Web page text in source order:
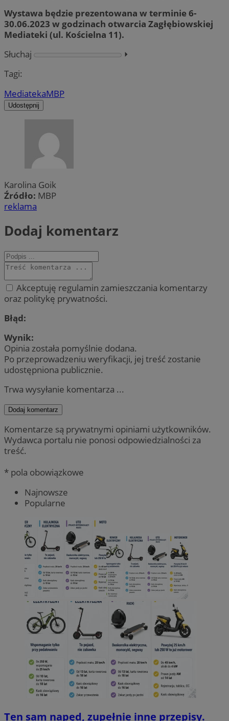
Wystawa będzie prezentowana w terminie 6-
30.06.2023 w godzinach otwarcia Zagłębiowskiej
Mediateki (ul. Kościelna 11).
Słuchaj
⏵︎
Tagi:
MediatekaMBP
Udostępnij
Karolina Goik
Źródło: MBP
reklama
Dodaj komentarz
Akceptuję regulamin zamieszczania komentarzy
oraz politykę prywatności.
Błąd:
Wynik:
Opinia została pomyślnie dodana.
Po przeprowadzeniu weryfikacji, jej treść zostanie
udostępniona publicznie.
Trwa wysyłanie komentarza ...
Dodaj komentarz
Komentarze są prywatnymi opiniami użytkowników.
Wydawca portalu nie ponosi odpowiedzialności za
treść.
* pola obowiązkowe
Najnowsze
Popularne
Ten sam napęd, zupełnie inne przepisy.